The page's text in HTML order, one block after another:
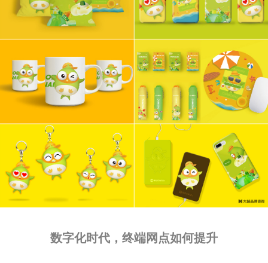
数字化时代，终端网点如何提升